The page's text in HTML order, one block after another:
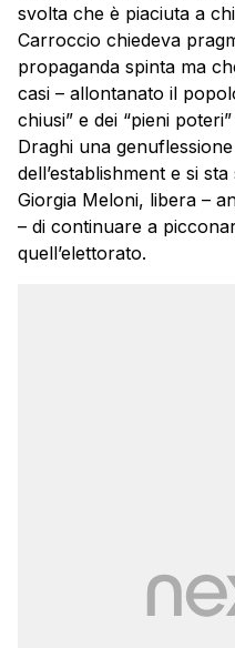
svolta che è piaciuta a
Carroccio chiedeva
propaganda spinta ma
casi – allontanato il
chiusi” e dei “pieni
Draghi una
dell’establishment e si
Giorgia Meloni, libera –
– di continuare a
quell’elettorato.